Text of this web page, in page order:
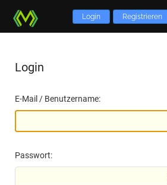
Login Registrieren
Login
E-Mail / Benutzername:
Passwort: